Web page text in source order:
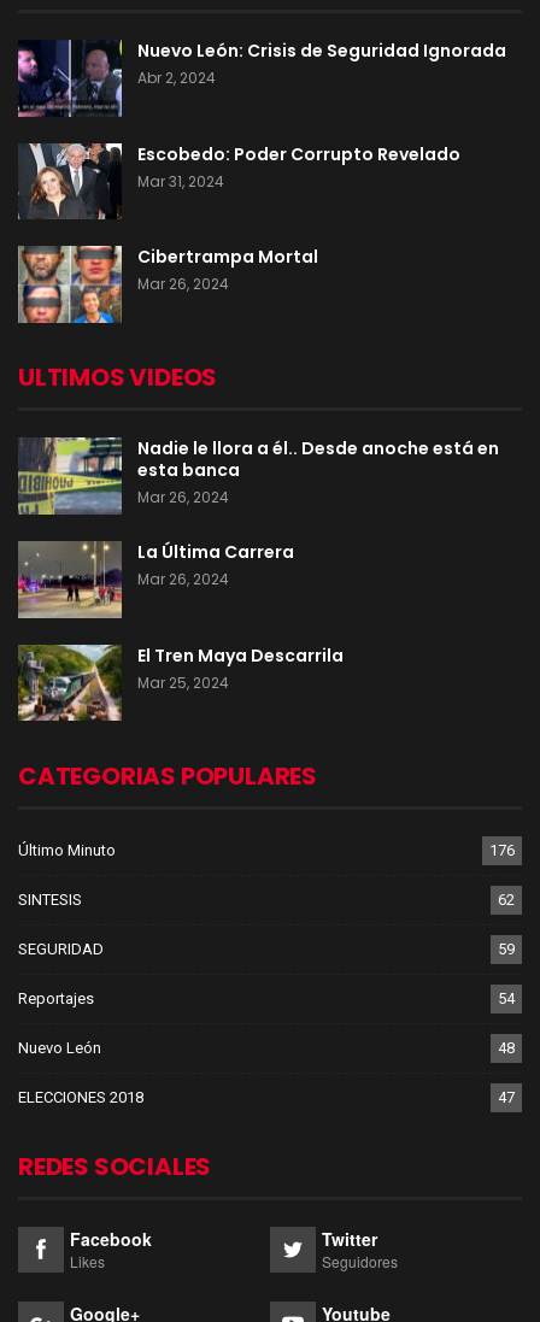
Nuevo León: Crisis de Seguridad Ignorada
Abr 2, 2024
Escobedo: Poder Corrupto Revelado
Mar 31, 2024
Cibertrampa Mortal
Mar 26, 2024
ULTIMOS VIDEOS
Nadie le llora a él.. Desde anoche está en
esta banca
Mar 26, 2024
La Última Carrera
Mar 26, 2024
El Tren Maya Descarrila
Mar 25, 2024
CATEGORIAS POPULARES
Último Minuto 176
SINTESIS 62
SEGURIDAD 59
Reportajes 54
Nuevo León 48
ELECCIONES 2018 47
REDES SOCIALES
Facebook
Likes
Twitter
Seguidores
Google+ Youtube